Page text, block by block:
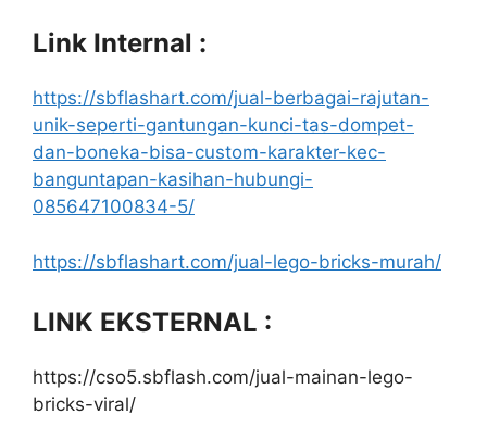
Link Internal :
https://sbflashart.com/jual-berbagai-rajutan-
unik-seperti-gantungan-kunci-tas-dompet-
dan-boneka-bisa-custom-karakter-kec-
banguntapan-kasihan-hubungi-
085647100834-5/
https://sbflashart.com/jual-lego-bricks-murah/
LINK EKSTERNAL :
https://cso5.sbflash.com/jual-mainan-lego-
bricks-viral/